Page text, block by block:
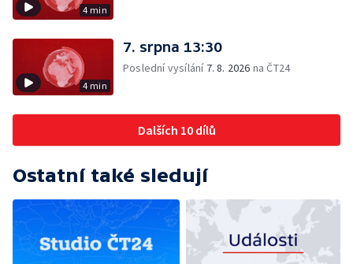
4 min
4 min
7. srpna 13:30
Poslední vysílání 7. 8. 2026 na ČT24
Dalších 10 dílů
Ostatní také sledují